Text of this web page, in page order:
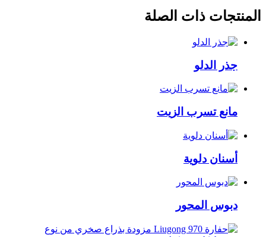
المنتجات ذات الصلة
جذر الدلو
مانع تسرب الزيت
أسنان دلوية
دبوس المحور